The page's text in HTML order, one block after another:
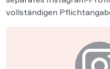
vollständigen